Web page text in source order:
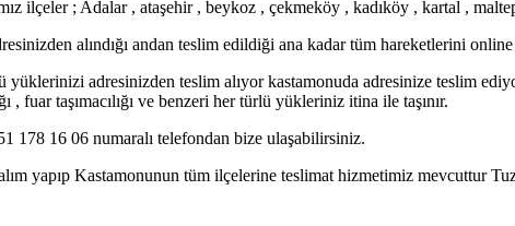
ilçeler ; Adalar , ataşehir , beykoz , çekmeköy , kadıköy , kartal ,
alındığı andan teslim edildiği ana kadar tüm hareketlerini
adresinizden teslim alıyor kastamonuda adresinize teslim
, fuar taşımacılığı ve benzeri her türlü yükleriniz itina ile taşınır.
178 16 06 numaralı telefondan bize ulaşabilirsiniz.
yapıp Kastamonunun tüm ilçelerine teslimat hizmetimiz mevcuttur